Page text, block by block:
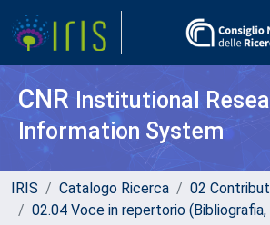
CNR Institutional
Information System
IRIS Catalogo Ricerca
02
02.04 Voce in repertorio (Bibliografia,